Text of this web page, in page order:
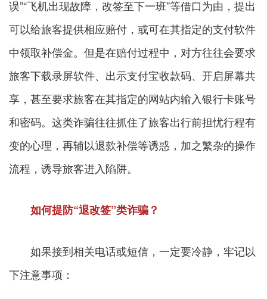
误”“飞机出现故障，改签至下一班”等借口为由，提出
可以给旅客提供相应赔付，或可在其指定的支付软件
中领取补偿金。但是在赔付过程中，对方往往会要求
旅客下载录屏软件、出示支付宝收款码、开启屏幕共
享，甚至要求旅客在其指定的网站内输入银行卡账号
和密码。这类诈骗往往抓住了旅客出行前担忧行程有
变的心理，再辅以退款补偿等诱惑，加之繁杂的操作
流程，诱导旅客进入陷阱。
如何提防“退改签”类诈骗？
如果接到相关电话或短信，一定要冷静，牢记以
下注意事项：